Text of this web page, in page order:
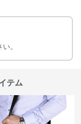
。
テム